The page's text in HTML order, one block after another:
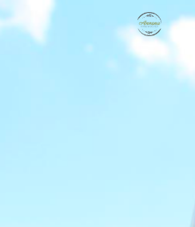
Zum
Inhalt
springen